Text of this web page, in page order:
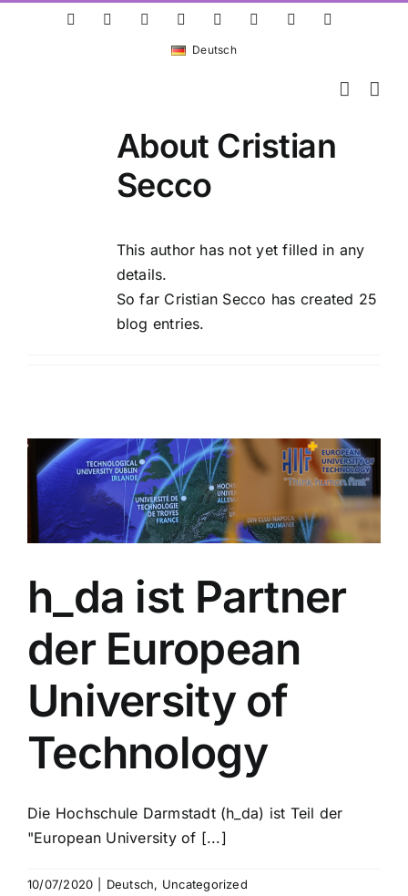
ResearchGate
LinkedInBluesky InstagramFacebookYouTube
Deutsch
About Cristian
Secco
This author has not yet filled in any
details.
So far Cristian Secco has created 25
blog entries.
h_da ist Partner
der European
University of
Technology
Die Hochschule Darmstadt (h_da) ist Teil der
"European University of [...]
10/07/2020 Deutsch, Uncategorized